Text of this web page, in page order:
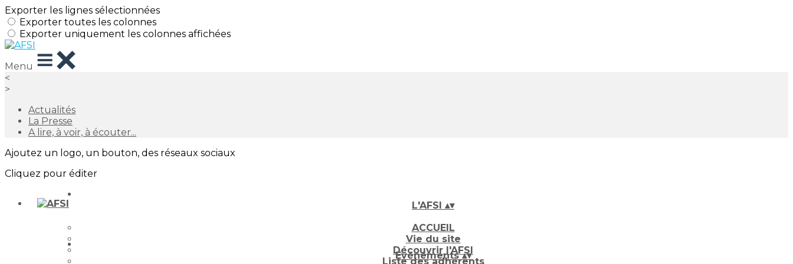
Exporter les lignes sélectionnées
Exporter toutes les colonnes
Exporter uniquement les colonnes affichées
Menu
<
>
Actualités
La Presse
A lire, à voir, à écouter...
Ajoutez un logo, un bouton, des réseaux sociaux
Cliquez pour éditer
L'AFSI ▴▾
ACCUEIL
Vie du site
Découvrir l'AFSI
Liste des adhérents
Evénements▴▾